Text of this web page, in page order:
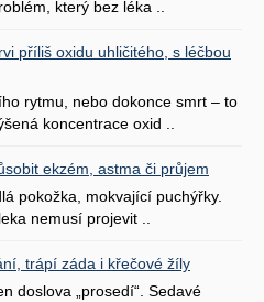
který bez léka ..
příliš oxidu uhličitého, s léčbou
rytmu, nebo dokonce smrt – to
koncentrace oxid ..
ekzém, astma či průjem
pokožka, mokvající puchýřky.
nemusí projevit ..
trápí záda i křečové žíly
doslova „prosedí“. Sedavé